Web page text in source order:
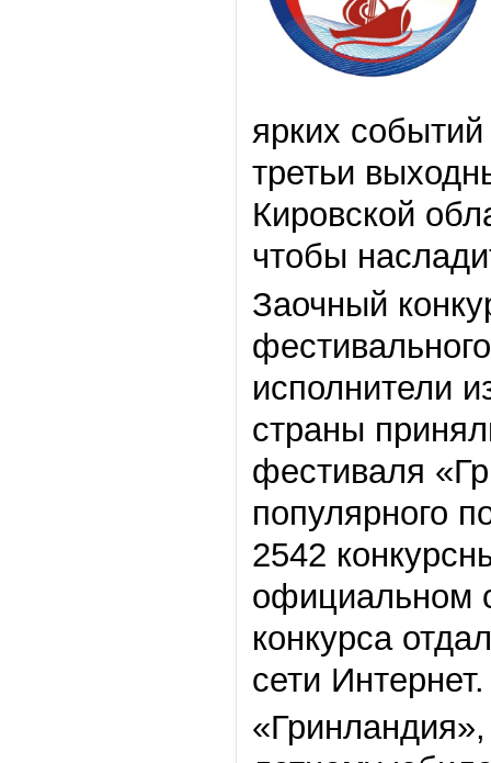
ярких
третьи
Кировской
чтобы
Заочный
исполнители
страны
фестиваля
популярного
2542
официальном
конкурса
сети Интернет.